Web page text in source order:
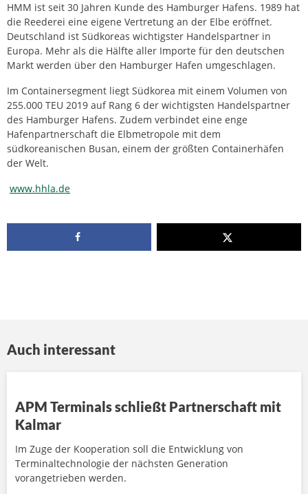
HMM ist seit 30 Jahren Kunde des Hamburger Hafens. 1989 hat
die Reederei eine eigene Vertretung an der Elbe eröffnet.
Deutschland ist Südkoreas wichtigster Handelspartner in
Europa. Mehr als die Hälfte aller Importe für den deutschen
Markt werden über den Hamburger Hafen umgeschlagen.
Im Containersegment liegt Südkorea mit einem Volumen von
255.000 TEU 2019 auf Rang 6 der wichtigsten Handelspartner
des Hamburger Hafens. Zudem verbindet eine enge
Hafenpartnerschaft die Elbmetropole mit dem
südkoreanischen Busan, einem der größten Containerhäfen
der Welt.
www.hhla.de
Auch interessant
APM Terminals schließt Partnerschaft mit
Kalmar
Im Zuge der Kooperation soll die Entwicklung von
Terminaltechnologie der nächsten Generation
vorangetrieben werden.